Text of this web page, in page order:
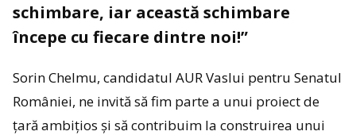
schimbare, iar această schimbare
începe cu fiecare dintre noi!”
Sorin Chelmu, candidatul AUR Vaslui pentru Senatul
României, ne invită să fim parte a unui proiect de
țară ambițios și să contribuim la construirea unui